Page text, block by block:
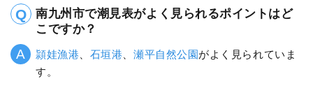
南九州市で潮見表がよく見られるポイントはど
こですか？
頴娃漁港 石垣港 瀬平自然公園がよく見られていま
す。